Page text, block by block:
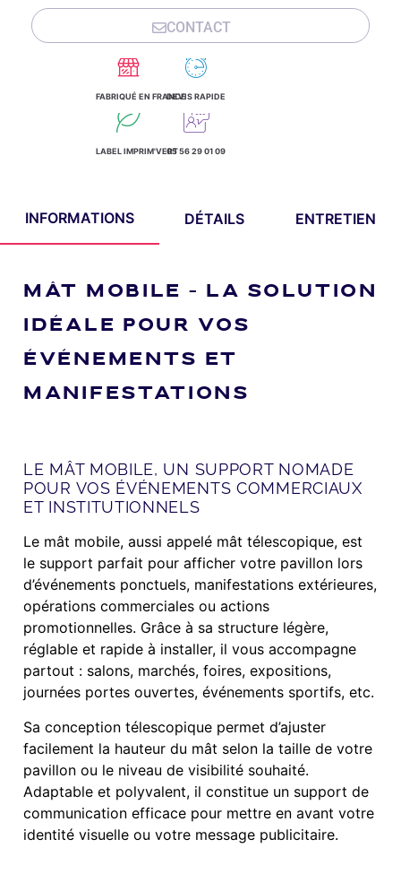
CONTACT
FABRIQUÉ EN FRANCEDEVIS RAPIDE
LABEL IMPRIM'VERT05 56 29 01 09
INFORMATIONS DÉTAILS ENTRETIEN
MÂT MOBILE – LA SOLUTION
IDÉALE POUR VOS
ÉVÉNEMENTS ET
MANIFESTATIONS
LE MÂT MOBILE, UN SUPPORT NOMADE
POUR VOS ÉVÉNEMENTS COMMERCIAUX
ET INSTITUTIONNELS
Le mât mobile, aussi appelé mât télescopique, est
le support parfait pour afficher votre pavillon lors
d’événements ponctuels, manifestations extérieures,
opérations commerciales ou actions
promotionnelles. Grâce à sa structure légère,
réglable et rapide à installer, il vous accompagne
partout : salons, marchés, foires, expositions,
journées portes ouvertes, événements sportifs, etc.
Sa conception télescopique permet d’ajuster
facilement la hauteur du mât selon la taille de votre
pavillon ou le niveau de visibilité souhaité.
Adaptable et polyvalent, il constitue un support de
communication efficace pour mettre en avant votre
identité visuelle ou votre message publicitaire.